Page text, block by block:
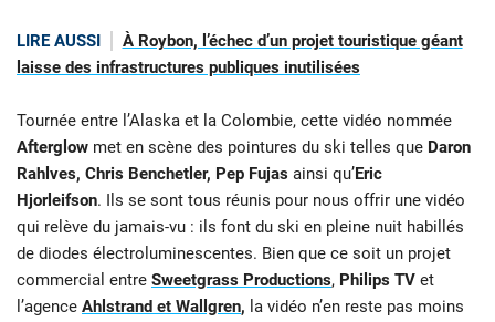
LIRE AUSSI
À Roybon, l’échec d’un projet touristique géant
laisse des infrastructures publiques inutilisées
Tournée entre l’Alaska et la Colombie, cette vidéo nommée
Afterglow met en scène des pointures du ski telles que Daron
Rahlves, Chris Benchetler, Pep Fujas ainsi qu’Eric
Hjorleifson. Ils se sont tous réunis pour nous offrir une vidéo
qui relève du jamais-vu : ils font du ski en pleine nuit habillés
de diodes électroluminescentes. Bien que ce soit un projet
commercial entre Sweetgrass Productions, Philips TV et
l’agence Ahlstrand et Wallgren, la vidéo n’en reste pas moins